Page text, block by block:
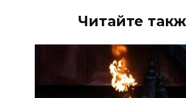
Читайте